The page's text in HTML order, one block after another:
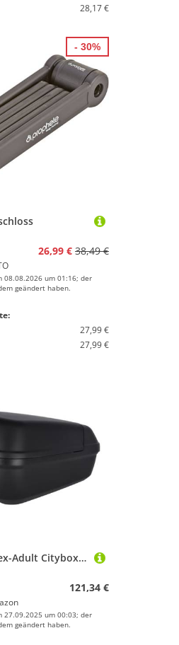
28,17 €
26,99 € 38,49 €
um 01:16; der
geändert haben.
27,99 €
27,99 €
- 30%
KLICKFix Unisex-Adult Citybox für Racktime Fahrradbox, Schwarz, 34,5x44x23
121,34 €
um 00:03; der
geändert haben.